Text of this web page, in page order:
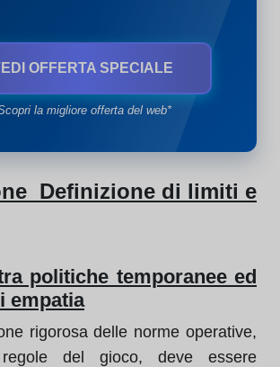
OFFERTA SPECIALE
la migliore offerta del web*
Definizione di limiti e
politiche temporanee ed
empatia
rigorosa delle norme operative,
del gioco, deve essere